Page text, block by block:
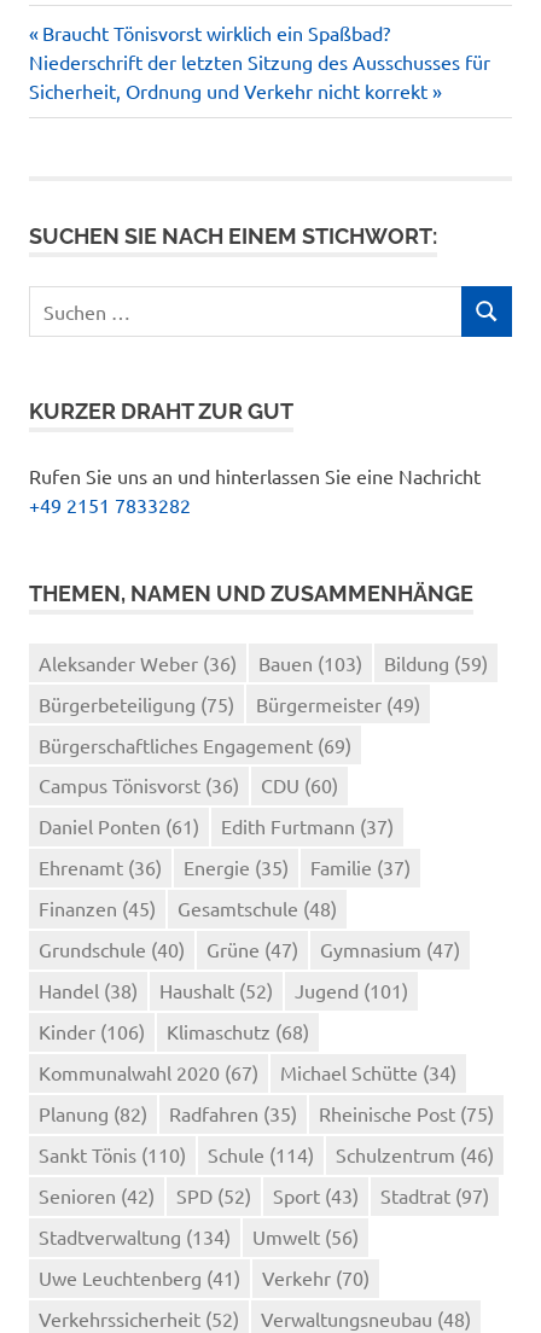
Beitragsnavigation
Vorheriger
Beitrag:
Braucht Tönisvorst wirklich ein Spaßbad?
Nächster
Beitrag:
Niederschrift der letzten Sitzung des Ausschusses für
Sicherheit, Ordnung und Verkehr nicht korrekt
SUCHEN SIE NACH EINEM STICHWORT:
nach:
SUCHEN
KURZER DRAHT ZUR GUT
Rufen Sie uns an und hinterlassen Sie eine Nachricht
+49 2151 7833282
THEMEN, NAMEN UND ZUSAMMENHÄNGE
Aleksander Weber (36) Bauen (103) Bildung (59)
Bürgerbeteiligung (75) Bürgermeister (49)
Bürgerschaftliches Engagement (69)
Campus Tönisvorst (36) CDU (60)
Daniel Ponten (61) Edith Furtmann (37)
Ehrenamt (36) Energie (35) Familie (37)
Finanzen (45) Gesamtschule (48)
Grundschule (40) Grüne (47) Gymnasium (47)
Handel (38) Haushalt (52) Jugend (101)
Kinder (106) Klimaschutz (68)
Kommunalwahl 2020 (67) Michael Schütte (34)
Planung (82) Radfahren (35) Rheinische Post (75)
Sankt Tönis (110) Schule (114) Schulzentrum (46)
Senioren (42) SPD (52) Sport (43) Stadtrat (97)
Stadtverwaltung (134) Umwelt (56)
Uwe Leuchtenberg (41) Verkehr (70)
Verkehrssicherheit (52) Verwaltungsneubau (48)